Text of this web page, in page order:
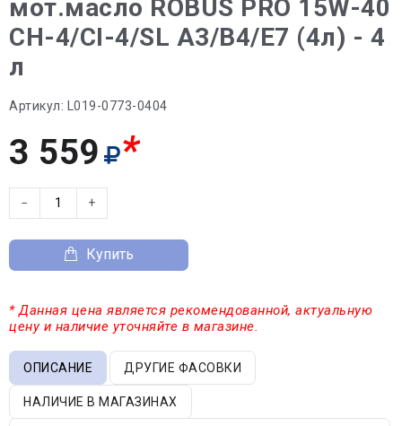
мот.масло ROBUS PRO 15W-40
CH-4/CI-4/SL A3/B4/E7 (4л) - 4
л
Артикул: L019-0773-0404
3 559 *
− +
Купить
* Данная цена является рекомендованной, актуальную
цену и наличие уточняйте в магазине.
ОПИСАНИЕ ДРУГИЕ ФАСОВКИ
НАЛИЧИЕ В МАГАЗИНАХ